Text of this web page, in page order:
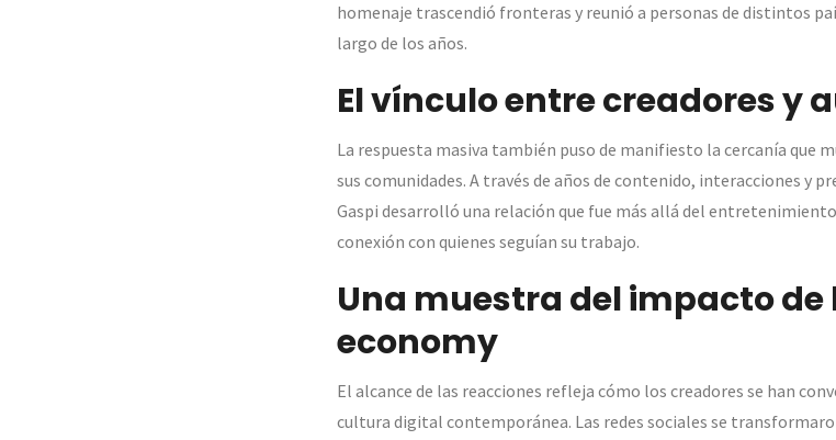
homenaje trascendió fronteras y reunió a personas de distintos
largo de los años.
El vínculo entre creadores y
La respuesta masiva también puso de manifiesto la cercanía que
sus comunidades. A través de años de contenido, interacciones y
Gaspi desarrolló una relación que fue más allá del
conexión con quienes seguían su trabajo.
Una muestra del impacto
economy
El alcance de las reacciones refleja cómo los creadores se han
cultura digital contemporánea. Las redes sociales se